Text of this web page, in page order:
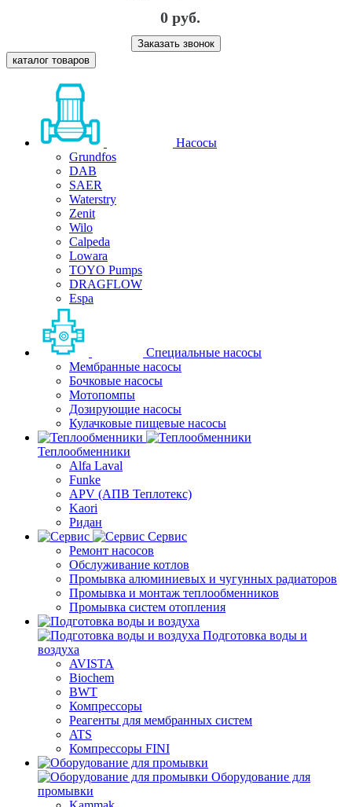
0 руб.
Заказать звонок
каталог товаров
Насосы
Grundfos
DAB
SAER
Waterstry
Zenit
Wilo
Calpeda
Lowara
TOYO Pumps
DRAGFLOW
Espa
Специальные насосы
Мембранные насосы
Бочковые насосы
Мотопомпы
Дозирующие насосы
Кулачковые пищевые насосы
Теплообменники
Alfa Laval
Funke
APV (АПВ Теплотекс)
Kaori
Ридан
Сервис
Ремонт насосов
Обслуживание котлов
Промывка алюминиевых и чугунных радиаторов
Промывка и монтаж теплообменников
Промывка систем отопления
Подготовка воды и
воздуха
AVISTA
Biochem
BWT
Компрессоры
Реагенты для мембранных систем
ATS
Компрессоры FINI
Оборудование для
промывки